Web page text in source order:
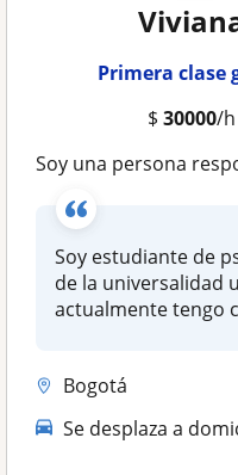
Primera clase
$30000/h
Soy una persona responsable, puntual y empática solo
Soy estudiante de
de la universalidad
actualmente tengo
Bogotá
Se desplaza a